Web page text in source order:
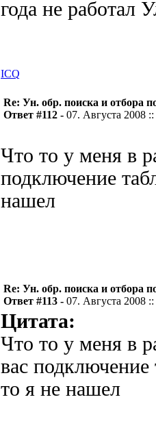
года не работал
ICQ
Re: Ун. обр. поиска и отбора
Ответ #112 - 07. Августа 2008
Что то у меня в
подключение
нашел
Re: Ун. обр. поиска и отбора
Ответ #113 - 07. Августа 2008
Цитата:
Что то у меня в
вас
то я не нашел